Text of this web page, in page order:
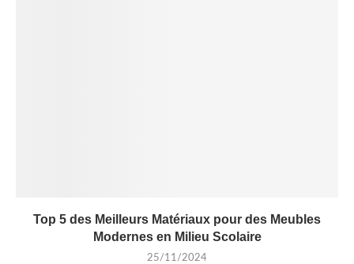
Top 5 des Meilleurs Matériaux pour des Meubles
Modernes en Milieu Scolaire
25/11/2024